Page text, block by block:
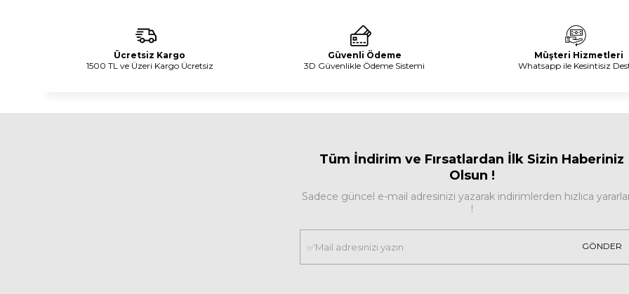
Ücretsiz Kargo
1500 TL ve Üzeri Kargo Ücretsiz
Güvenli Ödeme
3D Güvenlikle Ödeme Sistemi
Müşteri Hizmetleri
Whatsapp ile Kesintisiz
Tüm İndirim ve Fırsatlardan İlk Sizin Haberiniz
Olsun !
Sadece güncel e-mail adresinizi yazarak indirimlerden hızlıca
!
GÖNDER